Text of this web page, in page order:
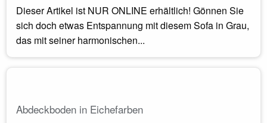
Dieser Artikel ist NUR ONLINE erhältlich! Gönnen Sie
sich doch etwas Entspannung mit diesem Sofa in Grau,
das mit seiner harmonischen...
Abdeckboden in Eichefarben